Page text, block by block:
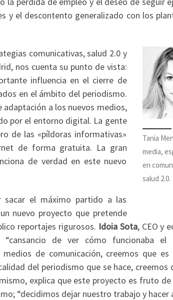
y el descontento generalizado con los
Tania
media,
en
salud 2.0.
comunicativas, salud 2.0 y
nos cuenta su punto de vista:
influencia en el cierre de
en el ámbito del periodismo.
a los nuevos medios,
por el entorno digital. La gente
de las «píldoras informativas»
de forma gratuita. La gran
de verdad en este nuevo
sacar el máximo partido a las
nuevo proyecto que pretende
reportajes rigurosos. Idoia Sota, CEO y
de ver cómo funcionaba el
de comunicación, creemos que
del periodismo que se hace, creemos
explica que este proyecto es fruto
“decidimos dejar nuestro trabajo y hacer